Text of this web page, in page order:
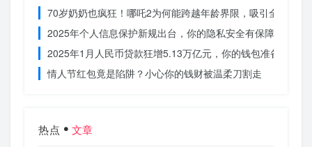
70岁奶奶也疯狂！哪吒2为何能跨越年龄界限，吸引全民观影
2025年个人信息保护新规出台，你的隐私安全有保障了吗？
2025年1月人民币贷款狂增5.13万亿元，你的钱包准备好了吗
情人节红包竟是陷阱？小心你的钱财被温柔刀割走
热点 文章